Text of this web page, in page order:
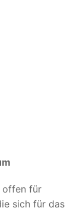
offen für
sich für das